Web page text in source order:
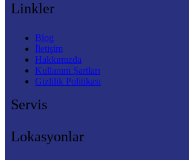
Linkler
Blog
İletişim
Hakkımızda
Kullanım Şartları
Gizlilik Politikası
Servis
Lokasyonlar